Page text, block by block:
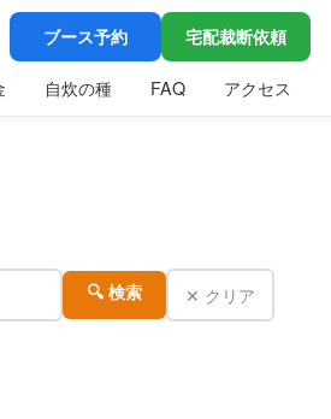
ブース予約 宅配裁断依頼
自炊の種 FAQ アクセス
🔍 検索 ✕ クリア